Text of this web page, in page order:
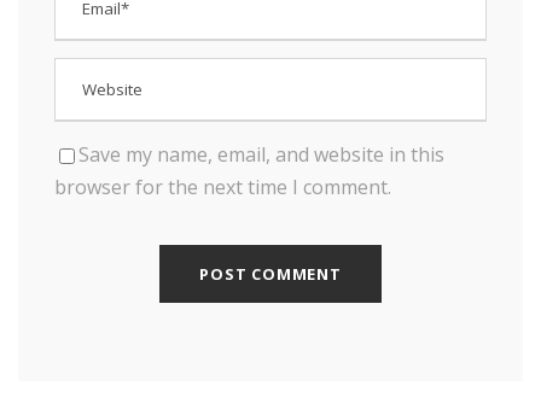
Save my name, email, and website in this
browser for the next time I comment.